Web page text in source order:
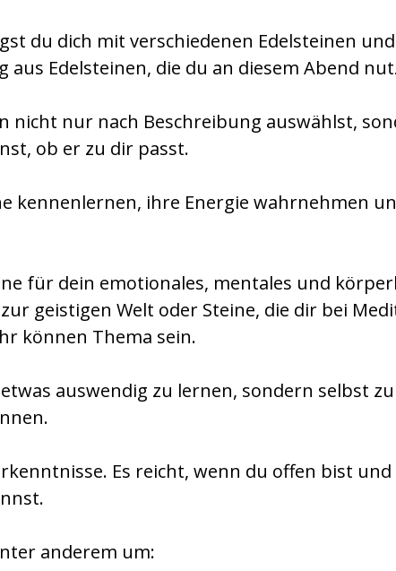
du dich mit verschiedenen Edelsteinen
aus Edelsteinen, die du an diesem Abend
nicht nur nach Beschreibung auswählst,
ob er zu dir passt.
kennenlernen, ihre Energie wahrnehmen
für dein emotionales, mentales und
geistigen Welt oder Steine, die dir bei
können Thema sein.
auswendig zu lernen, sondern selbst
Es reicht, wenn du offen bist
anderem um: